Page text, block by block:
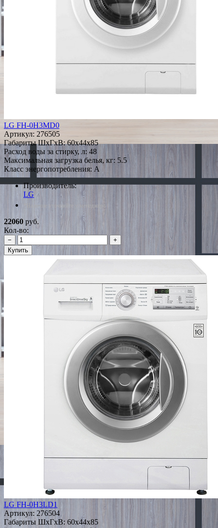
LG FH-0H3MD0
Артикул: 276505
Габариты ШxГxВ: 60x44x85
Расход воды за стирку, л: 48
Максимальная загрузка белья, кг: 5.5
Класс энергопотребления: A
Производитель:
LG
*Наличие уточняйте у менеджера
22060 руб.
Кол-во:
−
+
Купить
LG FH-0H3LD1
Артикул: 276504
Габариты ШxГxВ: 60x44x85